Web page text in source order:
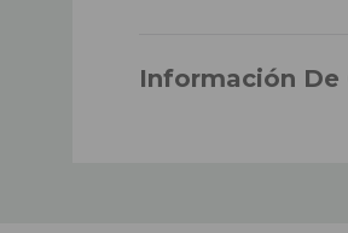
LARGO
LA
Información De